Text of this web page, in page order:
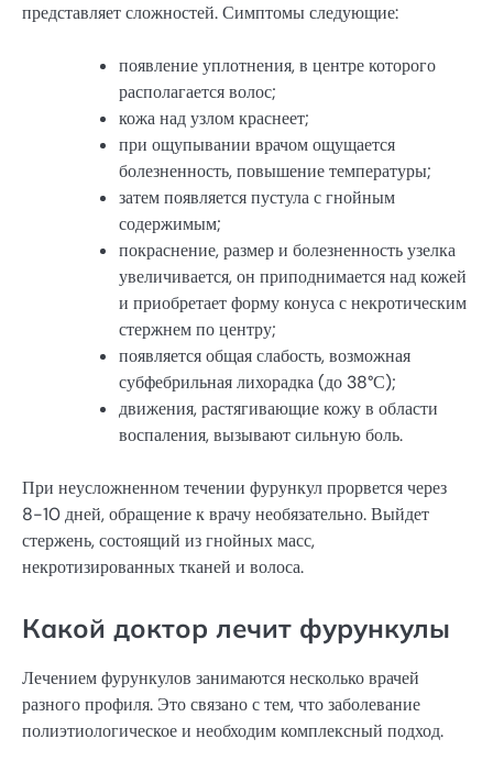
представляет сложностей. Симптомы следующие:
появление уплотнения, в центре которого
располагается волос;
кожа над узлом краснеет;
при ощупывании врачом ощущается
болезненность, повышение температуры;
затем появляется пустула с гнойным
содержимым;
покраснение, размер и болезненность узелка
увеличивается, он приподнимается над кожей
и приобретает форму конуса с некротическим
стержнем по центру;
появляется общая слабость, возможная
субфебрильная лихорадка (до 38°С);
движения, растягивающие кожу в области
воспаления, вызывают сильную боль.
При неусложненном течении фурункул прорвется через
8-10 дней, обращение к врачу необязательно. Выйдет
стержень, состоящий из гнойных масс,
некротизированных тканей и волоса.
Какой доктор лечит фурункулы
Лечением фурункулов занимаются несколько врачей
разного профиля. Это связано с тем, что заболевание
полиэтиологическое и необходим комплексный подход.